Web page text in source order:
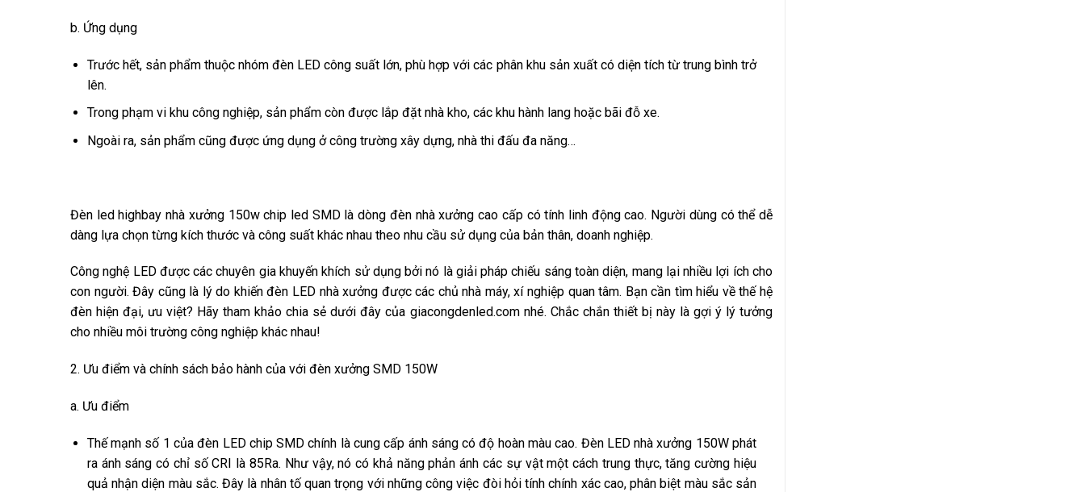
b. Ứng dụng
Trước hết, sản phẩm thuộc nhóm đèn LED công suất lớn, phù hợp với các phân khu sản xuất có diện tích từ trung bình trở
lên.
Trong phạm vi khu công nghiệp, sản phẩm còn được lắp đặt nhà kho, các khu hành lang hoặc bãi đỗ xe.
Ngoài ra, sản phẩm cũng được ứng dụng ở công trường xây dựng, nhà thi đấu đa năng…
Đèn led highbay nhà xưởng 150w chip led SMD là dòng đèn nhà xưởng cao cấp có tính linh động cao. Người dùng có thể dễ
dàng lựa chọn từng kích thước và công suất khác nhau theo nhu cầu sử dụng của bản thân, doanh nghiệp.
Công nghệ LED được các chuyên gia khuyến khích sử dụng bởi nó là giải pháp chiếu sáng toàn diện, mang lại nhiều lợi ích cho
con người. Đây cũng là lý do khiến đèn LED nhà xưởng được các chủ nhà máy, xí nghiệp quan tâm. Bạn cần tìm hiểu về thế hệ
đèn hiện đại, ưu việt? Hãy tham khảo chia sẻ dưới đây của giacongdenled.com nhé. Chắc chắn thiết bị này là gợi ý lý tưởng
cho nhiều môi trường công nghiệp khác nhau!
2. Ưu điểm và chính sách bảo hành của với đèn xưởng SMD 150W
a. Ưu điểm
Thế mạnh số 1 của đèn LED chip SMD chính là cung cấp ánh sáng có độ hoàn màu cao. Đèn LED nhà xưởng 150W phát
ra ánh sáng có chỉ số CRI là 85Ra. Như vậy, nó có khả năng phản ánh các sự vật một cách trung thực, tăng cường hiệu
quả nhận diện màu sắc. Đây là nhân tố quan trọng với những công việc đòi hỏi tính chính xác cao, phân biệt màu sắc sản